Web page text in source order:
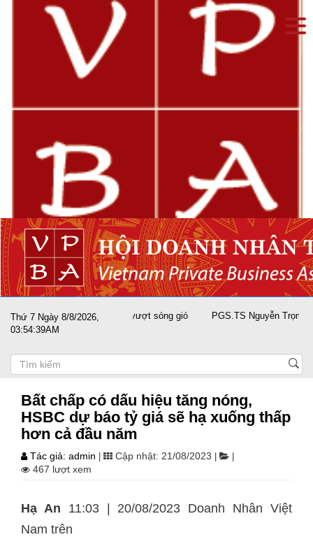
Thứ 7 Ngày 8/8/2026,
03:54:40AM
cánh cùng doanh nghiệp vượt sóng gió PGS.TS Nguyễn Trọng
Bất chấp có dấu hiệu tăng nóng,
HSBC dự báo tỷ giá sẽ hạ xuống thấp
hơn cả đầu năm
Tác giả: admin Cập nhật: 21/08/2023
467 lượt xem
Hạ An 11:03 | 20/08/2023 Doanh Nhân Việt
Nam trên